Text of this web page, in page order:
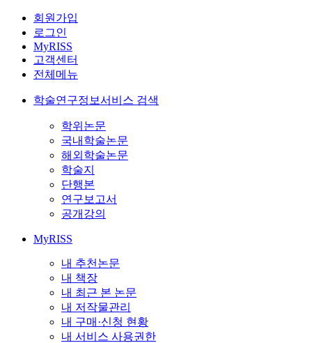
회원가입
로그인
MyRISS
고객센터
전체메뉴
학술연구정보서비스 검색
학위논문
국내학술논문
해외학술논문
학술지
단행본
연구보고서
공개강의
MyRISS
내 추천논문
내 책장
내 최근 본 논문
내 저작물관리
내 구매·신청 현황
내 서비스 사용권한